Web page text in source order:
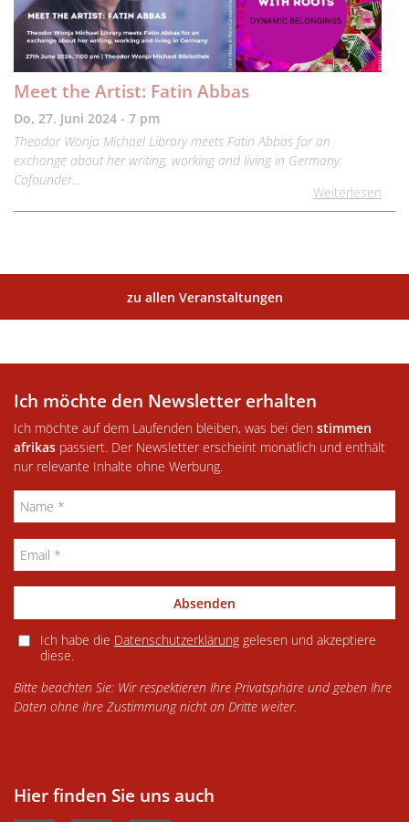
Meet the Artist: Fatin Abbas
Do, 27. Juni 2024 - 7 pm
Theodor Wonja Michael Library meets Fatin Abbas for an
exchange about her writing, working and living in Germany.
Cofounder…
Weiterlesen
zu allen Veranstaltungen
Ich möchte den Newsletter erhalten
Ich möchte auf dem Laufenden bleiben, was bei den stimmen
afrikas passiert. Der Newsletter erscheint monatlich und enthält
nur relevante Inhalte ohne Werbung.
Absenden
Ich habe die Datenschutzerklärunggelesen und akzeptiere
diese.
Bitte beachten Sie: Wir respektieren Ihre Privatsphäre und geben Ihre
Daten ohne Ihre Zustimmung nicht an Dritte weiter.
Hier finden Sie uns auch